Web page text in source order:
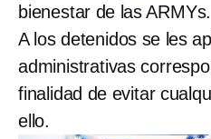
bienestar de las ARMYs.
A los detenidos se les
administrativas
finalidad de evitar
ello.